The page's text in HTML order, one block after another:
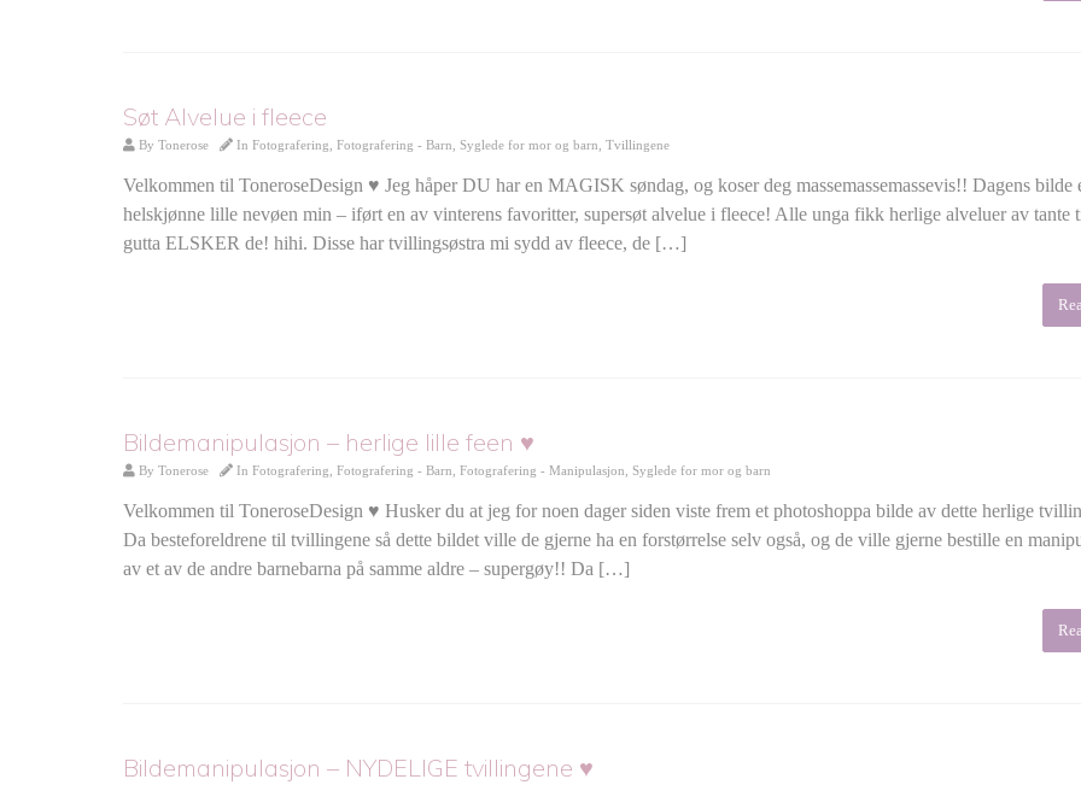
Søt Alvelue i fleece
By Tonerose In Fotografering, Fotografering - Barn, Syglede for mor og barn, Tvillingene
Velkommen til ToneroseDesign ♥ Jeg håper DU har en MAGISK søndag, og koser deg massemassemassevis!! Dagens bilde
helskjønne lille nevøen min – iført en av vinterens favoritter, supersøt alvelue i fleece! Alle unga fikk herlige alveluer av tante
gutta ELSKER de! hihi. Disse har tvillingsøstra mi sydd av fleece, de […]
Bildemanipulasjon – herlige lille feen ♥
By Tonerose In Fotografering, Fotografering - Barn, Fotografering - Manipulasjon, Syglede for mor og barn
Velkommen til ToneroseDesign ♥ Husker du at jeg for noen dager siden viste frem et photoshoppa bilde av dette herlige
Da besteforeldrene til tvillingene så dette bildet ville de gjerne ha en forstørrelse selv også, og de ville gjerne bestille en
av et av de andre barnebarna på samme aldre – supergøy!! Da […]
Bildemanipulasjon – NYDELIGE tvillingene ♥